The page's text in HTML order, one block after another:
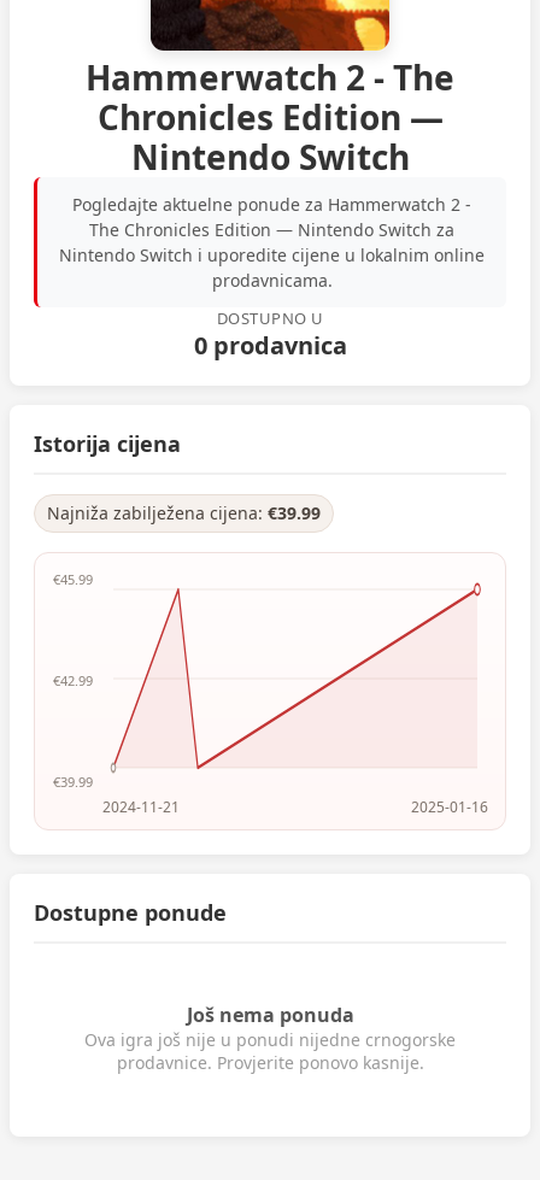
Hammerwatch 2 - The
Chronicles Edition —
Nintendo Switch
Pogledajte aktuelne ponude za Hammerwatch 2 -
The Chronicles Edition — Nintendo Switch za
Nintendo Switch i uporedite cijene u lokalnim online
prodavnicama.
DOSTUPNO U
0 prodavnica
Istorija cijena
Najniža zabilježena cijena: €39.99
€45.99
€42.99
€39.99
2024-11-21 2025-01-16
Dostupne ponude
Još nema ponuda
Ova igra još nije u ponudi nijedne crnogorske
prodavnice. Provjerite ponovo kasnije.